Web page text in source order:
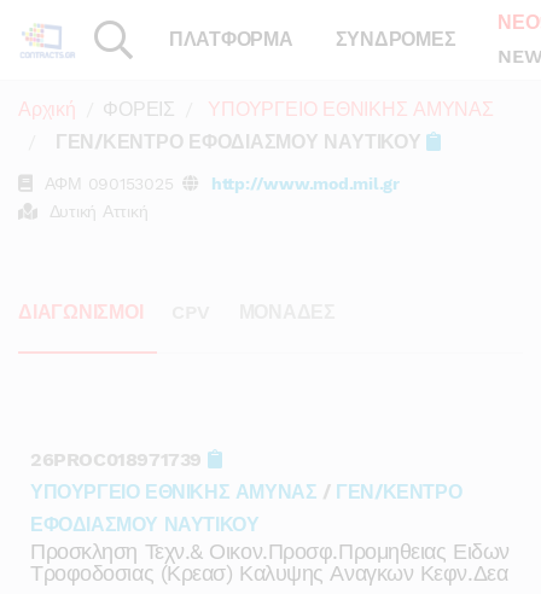
ΠΛΑΤΦΟΡΜΑ ΣΥΝΔΡΟΜΕΣ
Αρχική ΦΟΡΕΙΣ
ΥΠΟΥΡΓΕΙΟ ΕΘΝΙΚΗΣ ΑΜΥΝΑΣ
ΓΕΝ/ΚΕΝΤΡΟ ΕΦΟΔΙΑΣΜΟΥ ΝΑΥΤΙΚΟΥ
ΑΦΜ 090153025
http://www.mod.mil.gr
Δυτική Αττική
ΔΙΑΓΩΝΙΣΜΟΙ
26PROC018971739
ΥΠΟΥΡΓΕΙΟ ΕΘΝΙΚΗΣ ΑΜΥΝΑΣ / ΓΕΝ/ΚΕΝΤΡΟ
ΕΦΟΔΙΑΣΜΟΥ ΝΑΥΤΙΚΟΥ
Προσκληση Τεχν.& Οικον.προσφ.προμηθειας Ειδων
Τροφοδοσιας (κρεασ) Καλυψης Αναγκων Κεφν.δεα